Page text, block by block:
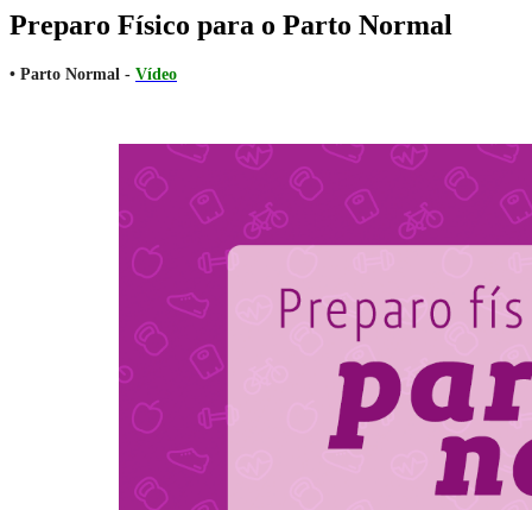
Preparo Físico para o Parto Normal
• Parto Normal - Vídeo